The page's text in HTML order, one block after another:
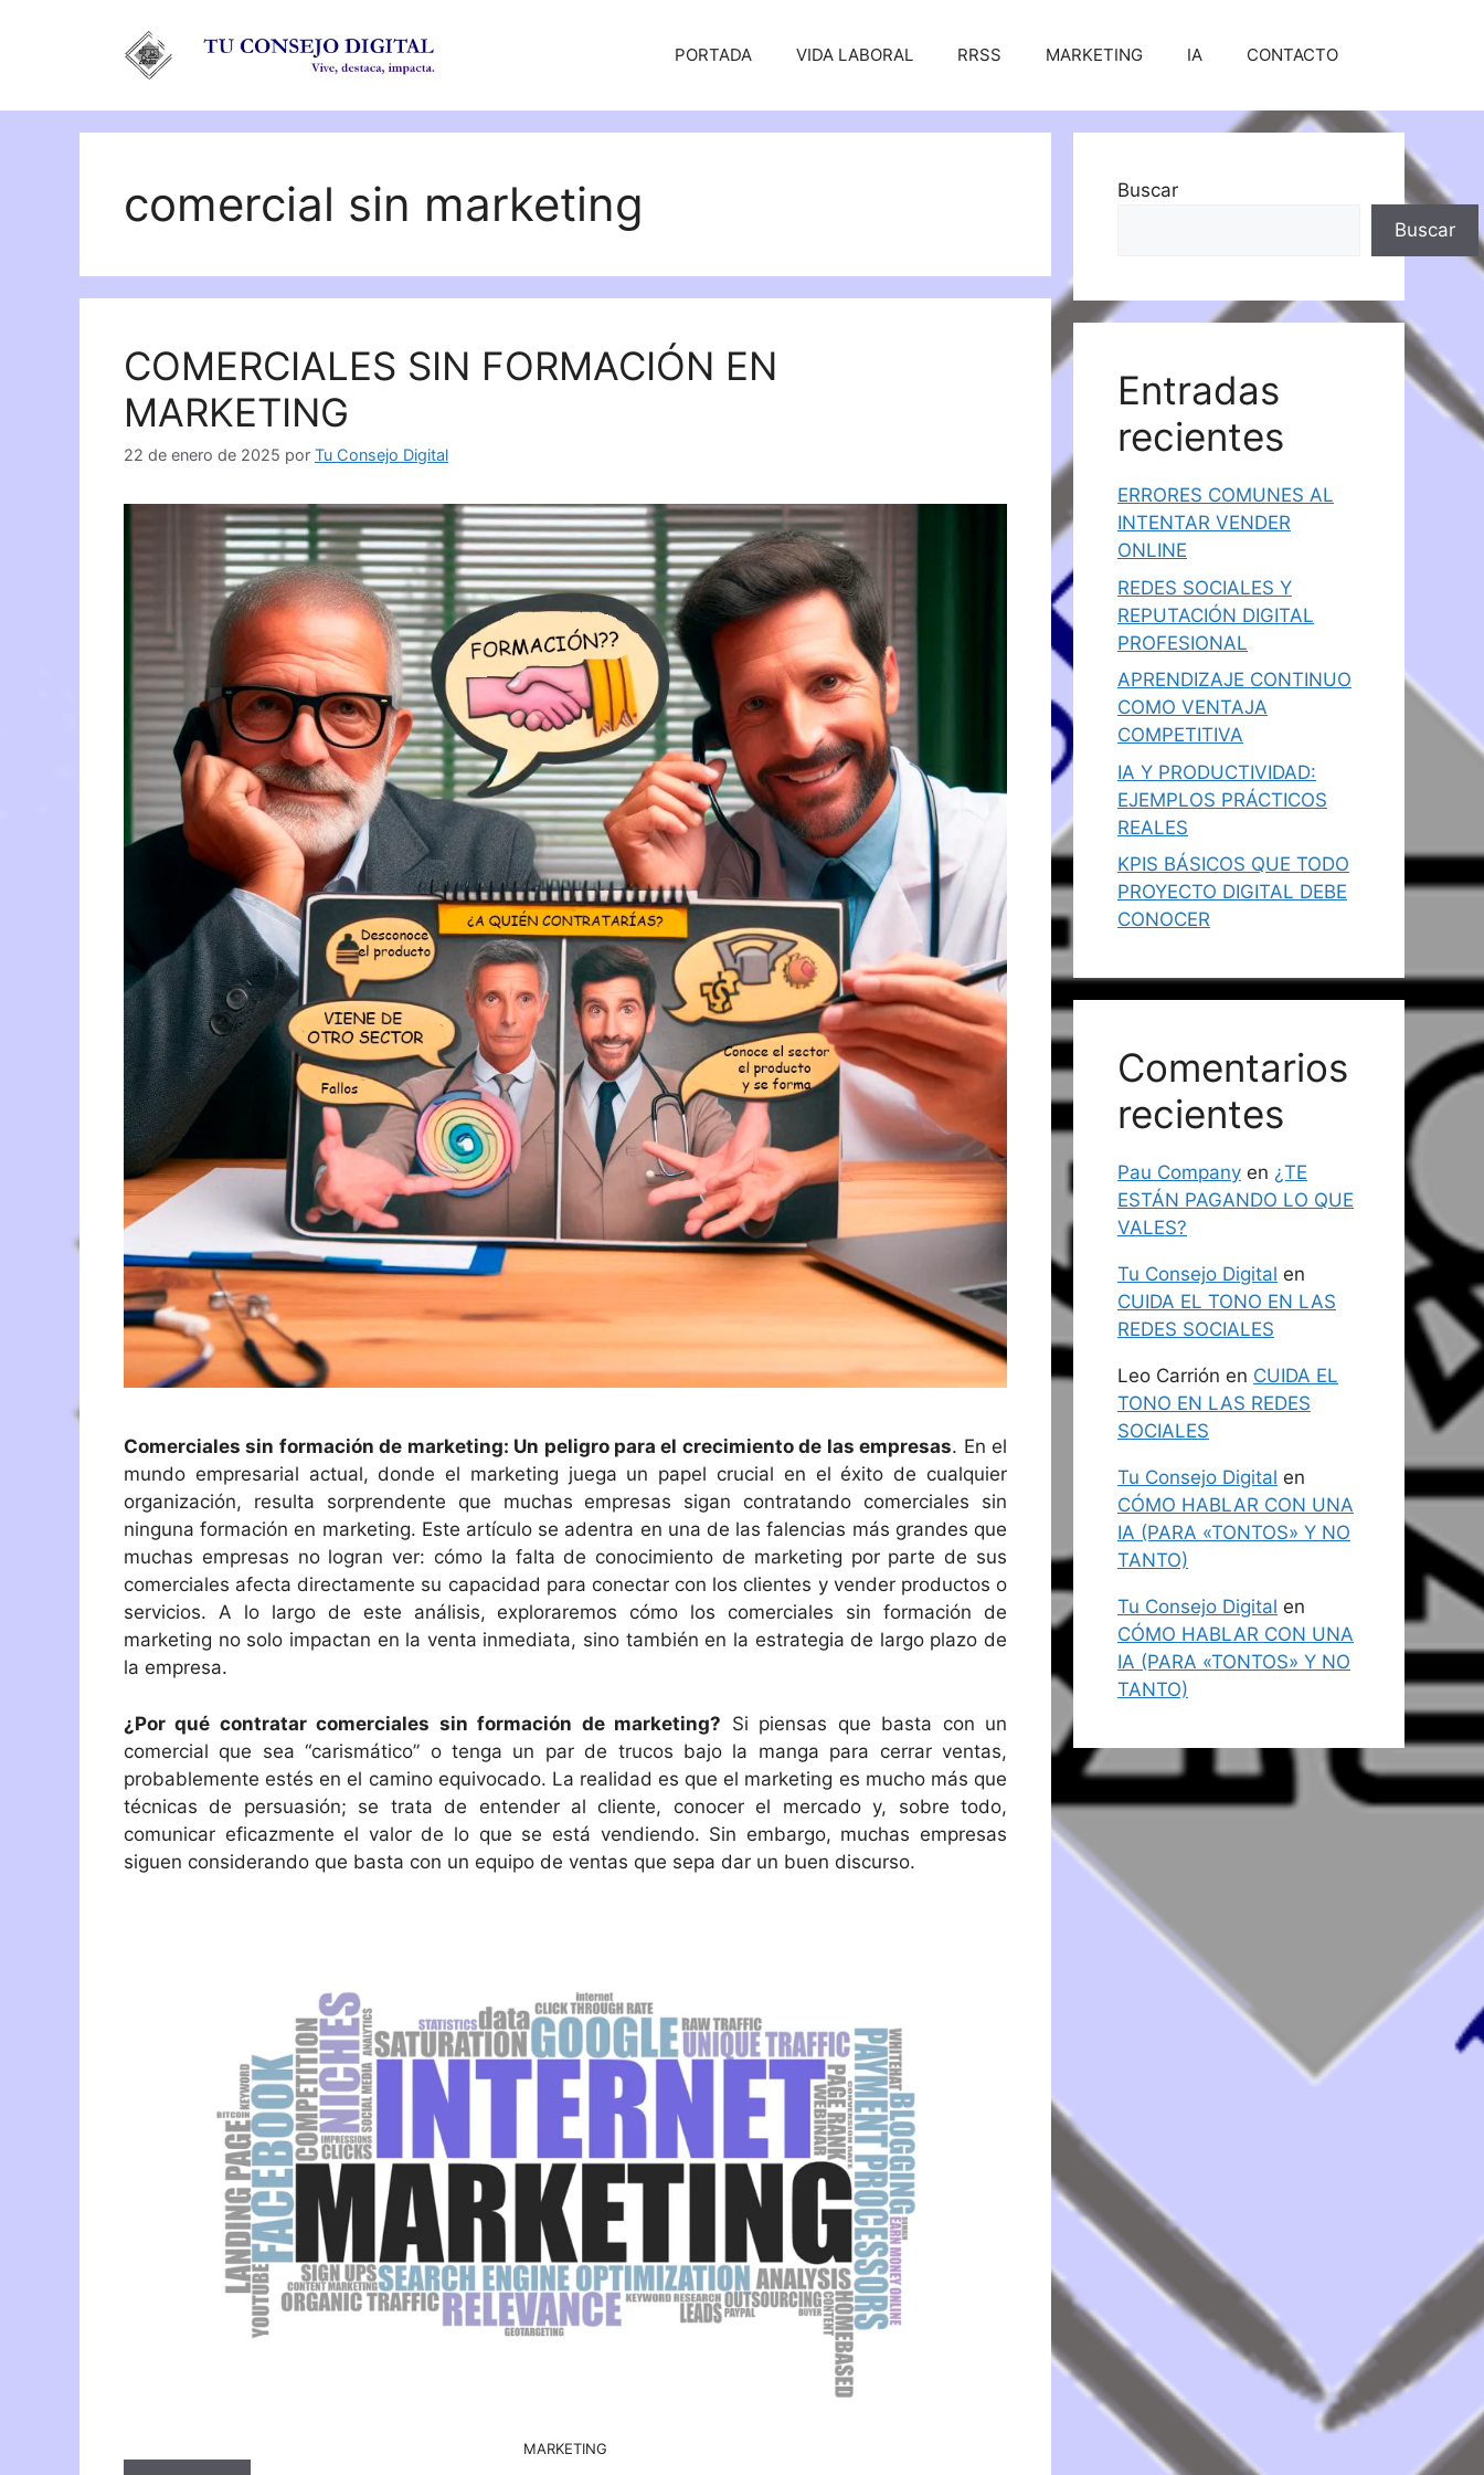
PORTADA VIDA LABORAL RRSS MARKETING IA CONTACTO
comercial sin marketing
COMERCIALES SIN FORMACIÓN EN
MARKETING
22 de enero de 2025 por Tu Consejo Digital
Comerciales sin formación de marketing: Un peligro para el crecimiento de las empresas. En el
mundo empresarial actual, donde el marketing juega un papel crucial en el éxito de cualquier
organización, resulta sorprendente que muchas empresas sigan contratando comerciales sin
ninguna formación en marketing. Este artículo se adentra en una de las falencias más grandes que
muchas empresas no logran ver: cómo la falta de conocimiento de marketing por parte de sus
comerciales afecta directamente su capacidad para conectar con los clientes y vender productos o
servicios. A lo largo de este análisis, exploraremos cómo los comerciales sin formación de
marketing no solo impactan en la venta inmediata, sino también en la estrategia de largo plazo de
la empresa.
¿Por qué contratar comerciales sin formación de marketing? Si piensas que basta con un
comercial que sea “carismático” o tenga un par de trucos bajo la manga para cerrar ventas,
probablemente estés en el camino equivocado. La realidad es que el marketing es mucho más que
técnicas de persuasión; se trata de entender al cliente, conocer el mercado y, sobre todo,
comunicar eficazmente el valor de lo que se está vendiendo. Sin embargo, muchas empresas
siguen considerando que basta con un equipo de ventas que sepa dar un buen discurso.
MARKETING
Buscar
Buscar
Entradas
recientes
ERRORES COMUNES AL
INTENTAR VENDER
ONLINE
REDES SOCIALES Y
REPUTACIÓN DIGITAL
PROFESIONAL
APRENDIZAJE CONTINUO
COMO VENTAJA
COMPETITIVA
IA Y PRODUCTIVIDAD:
EJEMPLOS PRÁCTICOS
REALES
KPIS BÁSICOS QUE TODO
PROYECTO DIGITAL DEBE
CONOCER
Comentarios
recientes
Pau Company en ¿TE
ESTÁN PAGANDO LO QUE
VALES?
Tu Consejo Digital en
CUIDA EL TONO EN LAS
REDES SOCIALES
Leo Carrión en CUIDA EL
TONO EN LAS REDES
SOCIALES
Tu Consejo Digital en
CÓMO HABLAR CON UNA
IA (PARA «TONTOS» Y NO
TANTO)
Tu Consejo Digital en
CÓMO HABLAR CON UNA
IA (PARA «TONTOS» Y NO
TANTO)